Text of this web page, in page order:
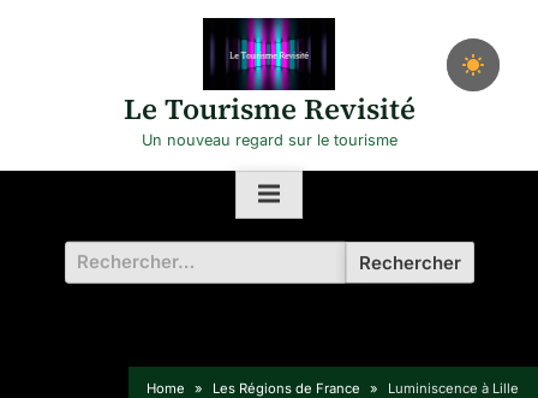
Le Tourisme Revisité
Un nouveau regard sur le tourisme
Rechercher :
Home Les Régions de France Luminiscence à Lille